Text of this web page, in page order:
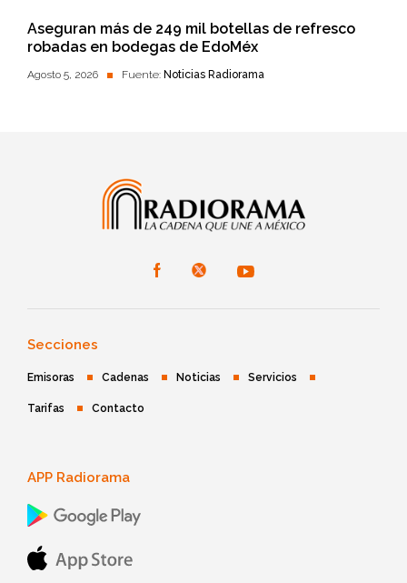
Aseguran más de 249 mil botellas de refresco
robadas en bodegas de EdoMéx
Agosto 5, 2026 Fuente: Noticias Radiorama
Secciones
Emisoras Cadenas Noticias Servicios
Tarifas Contacto
APP Radiorama